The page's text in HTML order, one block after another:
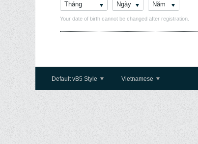
Tháng Ngày Năm
Your date of birth cannot be changed after registration.
Default vB5 Style Vietnamese